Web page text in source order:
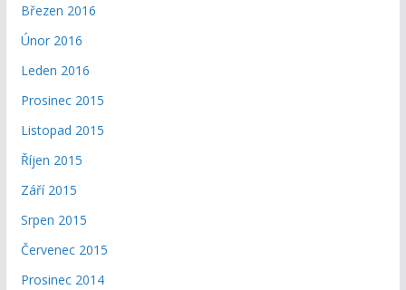
Březen 2016
Únor 2016
Leden 2016
Prosinec 2015
Listopad 2015
Říjen 2015
Září 2015
Srpen 2015
Červenec 2015
Prosinec 2014